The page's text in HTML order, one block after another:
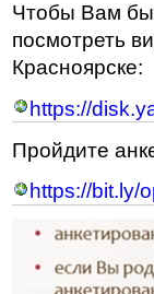
Чтобы Вам
посмотреть
Красноярске:
https://
Пройдите
https://bit.ly/